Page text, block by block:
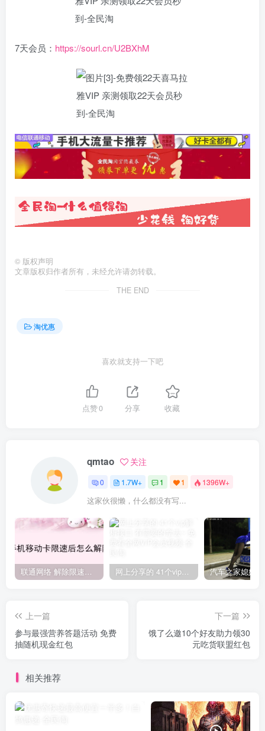
7天会员： https://sourl.cn/U2BXhM
© 版权声明
文章版权归作者所有，未经允许请勿转载。
THE END
淘优惠
喜欢就支持一下吧
点赞0 分享 收藏
qmtao 关注
0 1.7W+ 1 1 1396W+
这家伙很懒，什么都没有写...
联通网络 解除限速方法参考！畅享、畅玩、老白干等及其它地区自测了 网上分享的 41个vip解析接口 有需要的拿去~ 免费看全网VIP会员视频
上一篇
参与最强营养答题活动 免费
抽随机现金红包
下一篇
饿了么邀10个好友助力领30
元吃货联盟红包
相关推荐